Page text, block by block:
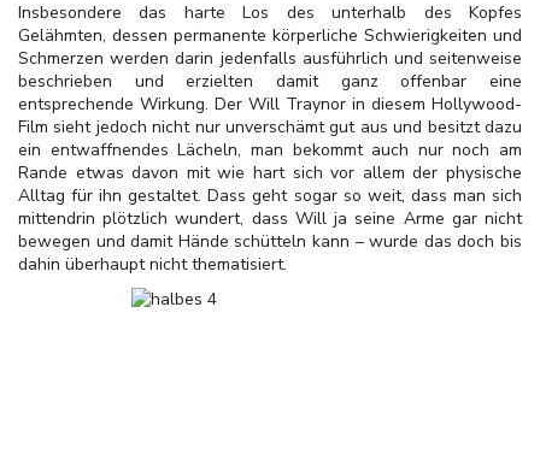
Insbesondere das harte Los des unterhalb des Kopfes
Gelähmten, dessen permanente körperliche Schwierigkeiten und
Schmerzen werden darin jedenfalls ausführlich und seitenweise
beschrieben und erzielten damit ganz offenbar eine
entsprechende Wirkung. Der Will Traynor in diesem Hollywood-
Film sieht jedoch nicht nur unverschämt gut aus und besitzt dazu
ein entwaffnendes Lächeln, man bekommt auch nur noch am
Rande etwas davon mit wie hart sich vor allem der physische
Alltag für ihn gestaltet. Dass geht sogar so weit, dass man sich
mittendrin plötzlich wundert, dass Will ja seine Arme gar nicht
bewegen und damit Hände schütteln kann – wurde das doch bis
dahin überhaupt nicht thematisiert.